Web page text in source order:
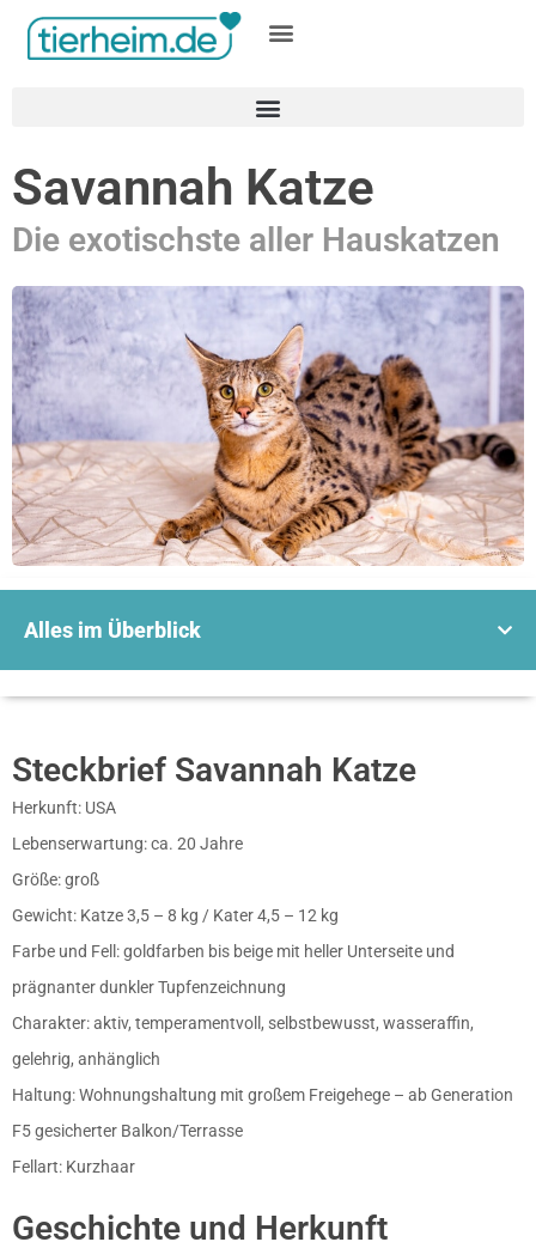
Savannah Katze
Die exotischste aller Hauskatzen
Alles im Überblick
Steckbrief Savannah Katze
Herkunft: USA
Lebenserwartung: ca. 20 Jahre
Größe: groß
Gewicht: Katze 3,5 – 8 kg / Kater 4,5 – 12 kg
Farbe und Fell: goldfarben bis beige mit heller Unterseite und
prägnanter dunkler Tupfenzeichnung
Charakter: aktiv, temperamentvoll, selbstbewusst, wasseraffin,
gelehrig, anhänglich
Haltung: Wohnungshaltung mit großem Freigehege – ab Generation
F5 gesicherter Balkon/Terrasse
Fellart: Kurzhaar
Geschichte und Herkunft